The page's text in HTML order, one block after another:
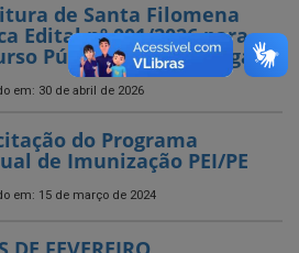
de Santa Filomena
Edital nº 001/2026 para
Público com 209 vagas
em: 30 de abril de 2026
do Programa
de Imunização PEI/PE
em: 15 de março de 2024